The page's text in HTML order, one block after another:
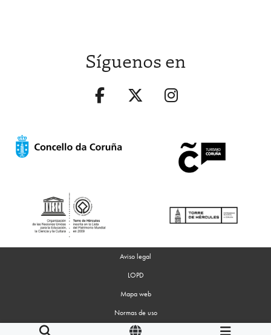
Síguenos en
Aviso legal
LOPD
Mapa web
Normas de uso
Accesibilidad